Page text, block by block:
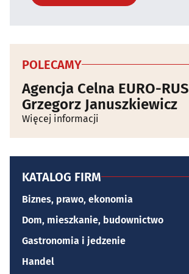
POLECAMY
Agencja Celna EURO-RUS
Grzegorz Januszkiewicz
Więcej informacji
KATALOG FIRM
Biznes, prawo, ekonomia
Dom, mieszkanie, budownictwo
Gastronomia i jedzenie
Handel